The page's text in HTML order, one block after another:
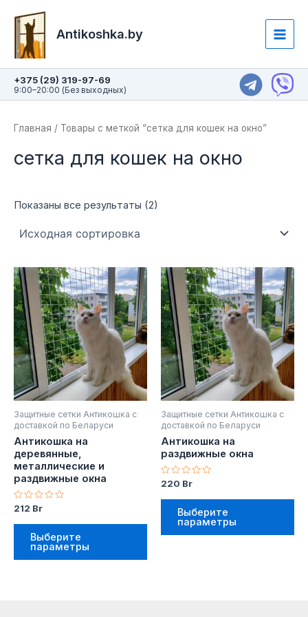
содержимомуAntikoshka.by
+375 (29) 319-97-69
9:00–20:00 (Без выходных)
Главная / Товары с меткой “сетка для кошек на окно”
сетка для кошек на окно
Показаны все результаты (2)
Защитные сетки Антикошка с
доставкой по Беларуси
Антикошка на
деревянные,
металлические и
раздвижные окна
Оценка
из
212 Br
Выберите
параметры
Этот
товар
имеет
несколько
вариаций.
Опции
можно
выбрать
странице
товара.
Защитные сетки Антикошка с
доставкой по Беларуси
Антикошка на
раздвижные окна
Оценка
из
220 Br
Выберите
параметры